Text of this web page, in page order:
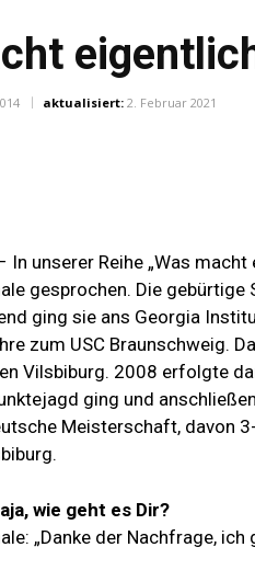
aktualisiert: 2. Februar 2021
In unserer Reihe „Was
gesprochen. Die
ging sie ans Georgia
zum USC Braunschweig.
Vilsbiburg. 2008 erfolgte
ging und
Meisterschaft, davon
wie geht es Dir?
„Danke der Nachfrage,